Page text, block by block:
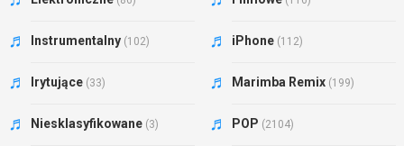
Instrumentalny (102) iPhone (112)
Irytujące (33) Marimba Remix (199)
Niesklasyfikowane (3) POP (2104)